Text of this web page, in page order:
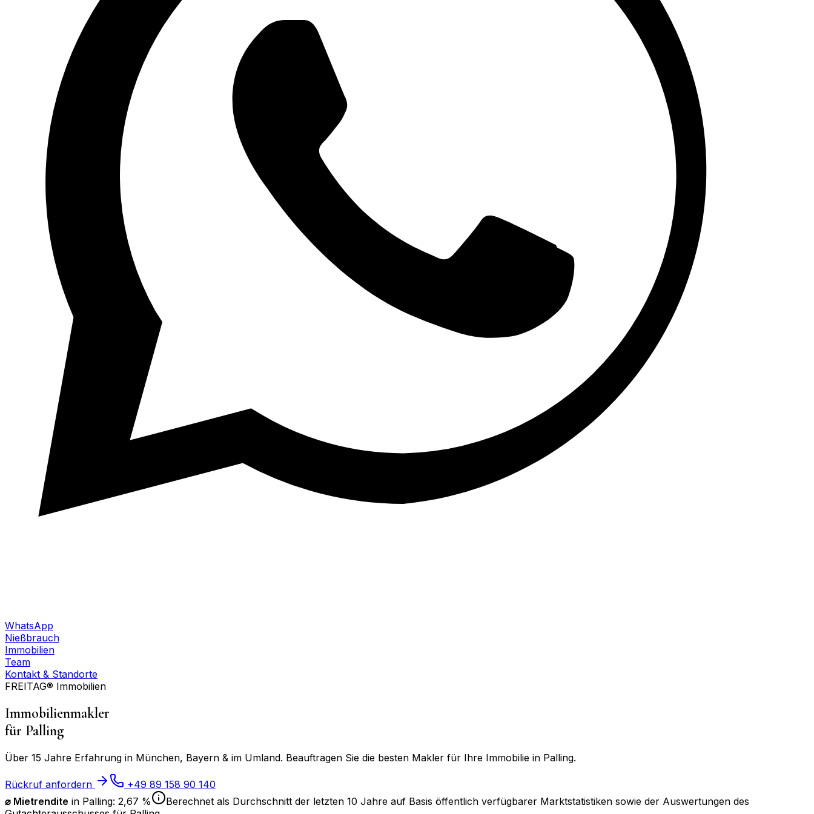
WhatsApp
Nießbrauch
Immobilien
Team
Kontakt & Standorte
FREITAG® Immobilien
Immobilienmakler
für Palling
Über 15 Jahre Erfahrung in München, Bayern & im Umland. Beauftragen Sie die besten Makler für Ihre Immobilie in Palling.
Rückruf anfordern
+49 89 158 90 140
⌀ Mietrendite in Palling: 2,67 %
Berechnet als Durchschnitt der letzten 10 Jahre auf Basis öffentlich verfügbarer Marktstatistiken sowie der Auswertungen des